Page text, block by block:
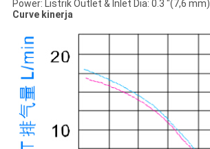
Power: Listrik Outlet & Inlet Dia: 0.3 "(7,6 mm)
Curve kinerja